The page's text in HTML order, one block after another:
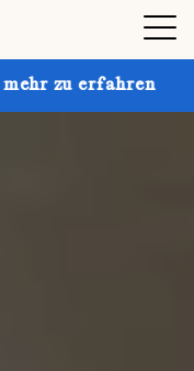
Hol dir bis zu 30